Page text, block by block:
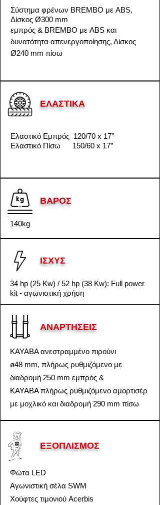
Σύστημα φρένων BREMBO με ABS,
Δίσκος Ø300 mm
εμπρός & BREMBO με ABS και
δυνατότητα απενεργοποίησης, Δίσκος
Ø240 mm πίσω
ΕΛΑΣΤΙΚΑ
Ελαστικό Εμπρός 120/70 x 17”
Ελαστικό Πίσω 150/60 x 17”
ΒΑΡΟΣ
140kg
ΙΣΧΥΣ
34 hp (25 Kw) / 52 hp (38 Kw): Full power
kit - αγωνιστική χρήση
ΑΝΑΡΤΗΣΕΙΣ
KAYABA ανεστραμμένο πιρούνι
ø48 mm, πλήρως ρυθμιζόμενο με
διαδρομή 250 mm εμπρός &
KAYABA πλήρως ρυθμιζόμενο αμορτισέρ
με μοχλικό και διαδρομή 290 mm πίσω
ΕΞΟΠΛΙΣΜΟΣ
Φώτα LED
Αγωνιστική σέλα SWM
Χούφτες τιμονιού Acerbis